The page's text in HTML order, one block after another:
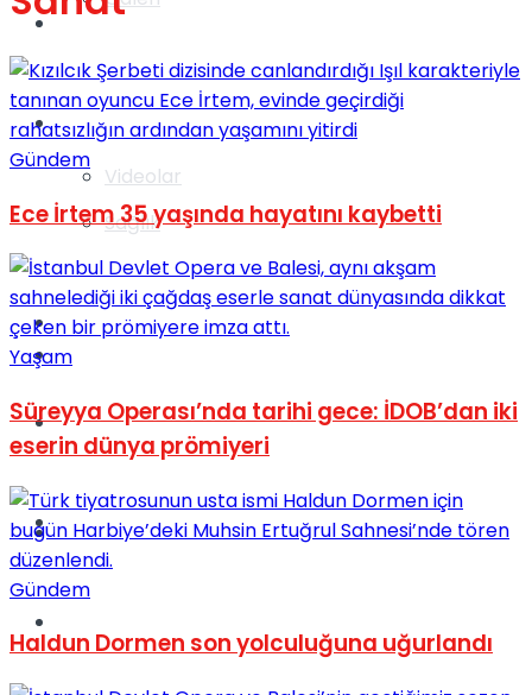
Videolar
Gündem
Yaşam
Gündem
Yaşam
Sağlık
TV
Kadınca
Dünya
Gündem
Ece İrtem 35 yaşında hayatını kaybetti
Yaşam
Süreyya Operası’nda tarihi gece: İDOB’dan iki
eserin dünya prömiyeri
Gündem
Haldun Dormen son yolculuğuna uğurlandı